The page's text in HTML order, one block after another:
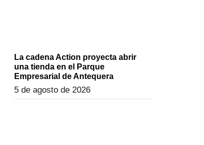
La cadena Action proyecta abrir
una tienda en el Parque
Empresarial de Antequera
5 de agosto de 2026